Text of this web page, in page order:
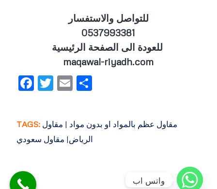
للتواصل والاستفسار
0537993381
maqawal-riyadh.com
Facebook
Twitter
EmailShare
TAGS: مقاول عظم بالمواد او بدون مواد | مقاول
الرياض| مقاول سعودي
واتس اب